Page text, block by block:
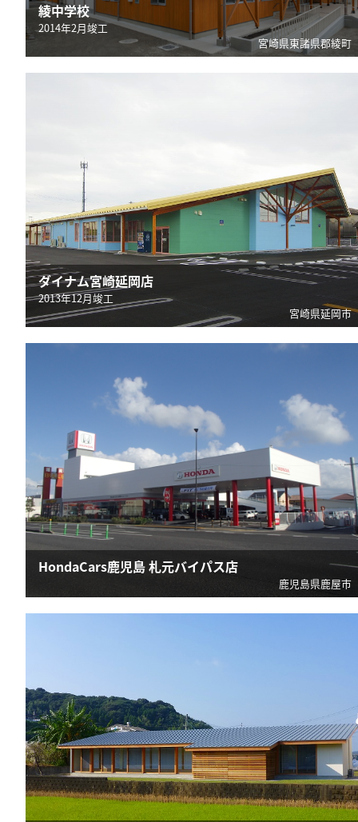
綾中学校
2014年2月竣工
宮崎県東諸県郡綾町
ダイナム宮崎延岡店
2013年12月竣工
宮崎県延岡市
HondaCars鹿児島 札元バイパス店
鹿児島県鹿屋市